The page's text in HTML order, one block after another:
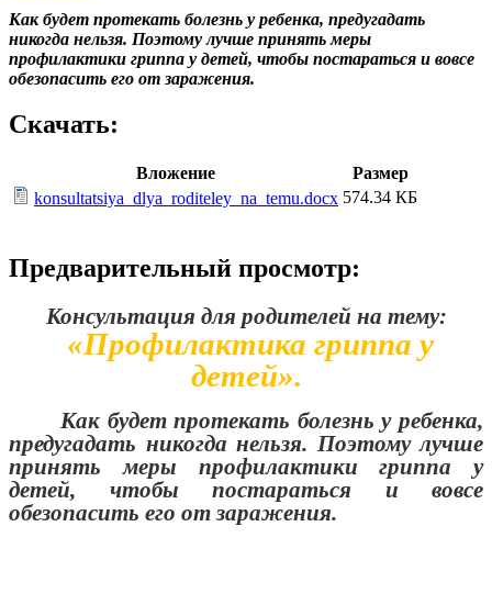
Как будет протекать болезнь у ребенка, предугадать
никогда нельзя. Поэтому лучше принять меры
профилактики гриппа у детей, чтобы постараться и вовсе
обезопасить его от заражения.
Скачать:
Вложение
Размер
konsultatsiya_dlya_roditeley_na_temu.docx 574.34 КБ
Предварительный просмотр:
Консультация для родителей на тему:
«Профилактика гриппа у
детей».
Как будет протекать болезнь у ребенка,
предугадать никогда нельзя. Поэтому лучше
принять меры профилактики гриппа у
детей, чтобы постараться и вовсе
обезопасить его от заражения.